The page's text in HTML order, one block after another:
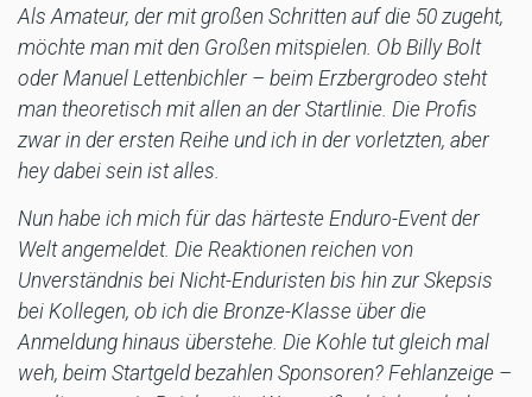
Als Amateur, der mit großen Schritten auf die 50 zugeht,
möchte man mit den Großen mitspielen. Ob Billy Bolt
oder Manuel Lettenbichler – beim Erzbergrodeo steht
man theoretisch mit allen an der Startlinie. Die Profis
zwar in der ersten Reihe und ich in der vorletzten, aber
hey dabei sein ist alles.
Nun habe ich mich für das härteste Enduro-Event der
Welt angemeldet. Die Reaktionen reichen von
Unverständnis bei Nicht-Enduristen bis hin zur Skepsis
bei Kollegen, ob ich die Bronze-Klasse über die
Anmeldung hinaus überstehe. Die Kohle tut gleich mal
weh, beim Startgeld bezahlen Sponsoren? Fehlanzeige –